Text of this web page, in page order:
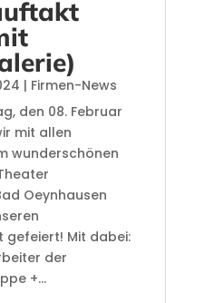
| Firmen-News
den 08. Februar
mit allen
wunderschönen
Oeynhausen
gefeiert! Mit dabei:
der
+...